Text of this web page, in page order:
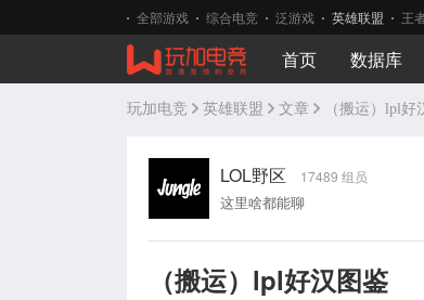
全部游戏 综合电竞 泛游戏 英雄联盟 王
首页 数据库
玩加电竞 英雄联盟 文章 （搬运）lpl好
LOL野区 17489 组员
这里啥都能聊
（搬运）lpl好汉图鉴